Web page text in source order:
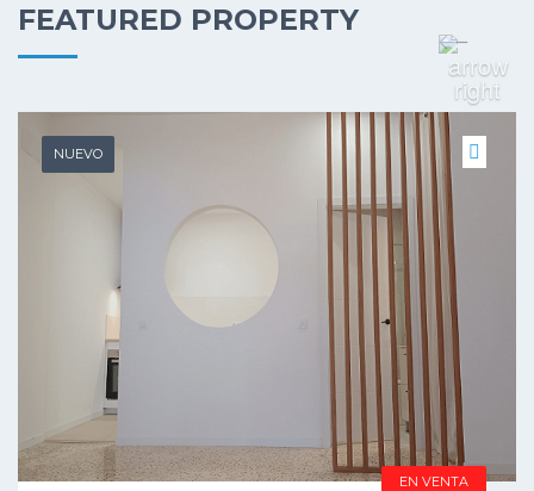
FEATURED PROPERTY
EN VENTA
NUEVO